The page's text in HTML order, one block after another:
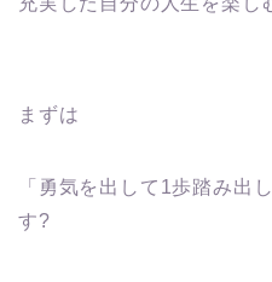
まずは
「勇気を出して1歩踏み
す?